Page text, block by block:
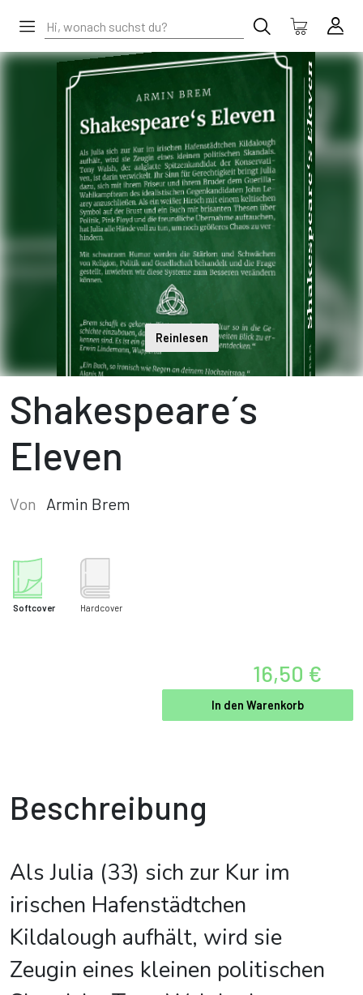
Reinlesen
Shakespeare´s
Eleven
Von Armin Brem
Softcover Hardcover
16,50 €
In den Warenkorb
Beschreibung
Als Julia (33) sich zur Kur im
irischen Hafenstädtchen
Kildalough aufhält, wird sie
Zeugin eines kleinen politischen